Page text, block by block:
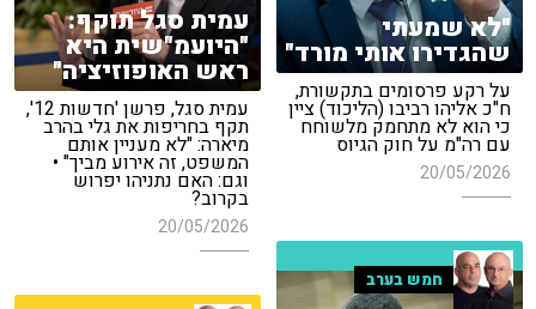
"לא שמעתי
שהגדירו אותי מורד"
על רקע פרסומים בתקשורת,
ח"כ אליהו רביבו (הליכוד) ציין
כי הוא לא מתחמק מלשוחח
עם רה"מ על חוק הגיוס
20/05/2026
עמית סגל תוקף:
"היועמ"שית היא
ראש האופוזיציה"
עמית סגל, פרשן 'חדשות 12',
תקף בחריפות את גלי בהרב
מיארה: "לא מעניין אותם
המשפט, זה אירוע מביך" •
וגם: האם נתניהו יפרוש
בקרוב?
20/05/2026
חמש בערב